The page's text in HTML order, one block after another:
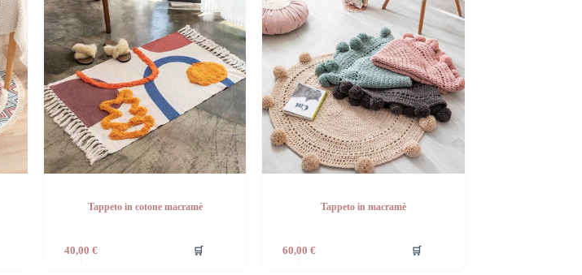
Tappeto in cotone macramè
40,00 € 🛒
Tappeto in macramè
60,00 € 🛒